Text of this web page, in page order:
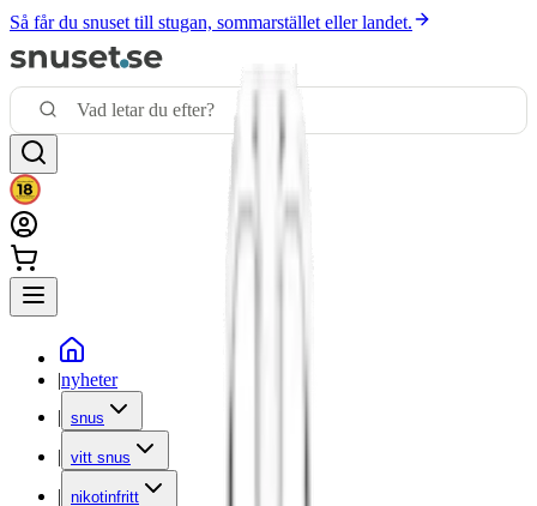
Så får du snuset till stugan, sommarstället eller landet.
|nyheter
| snus
| vitt snus
| nikotinfritt